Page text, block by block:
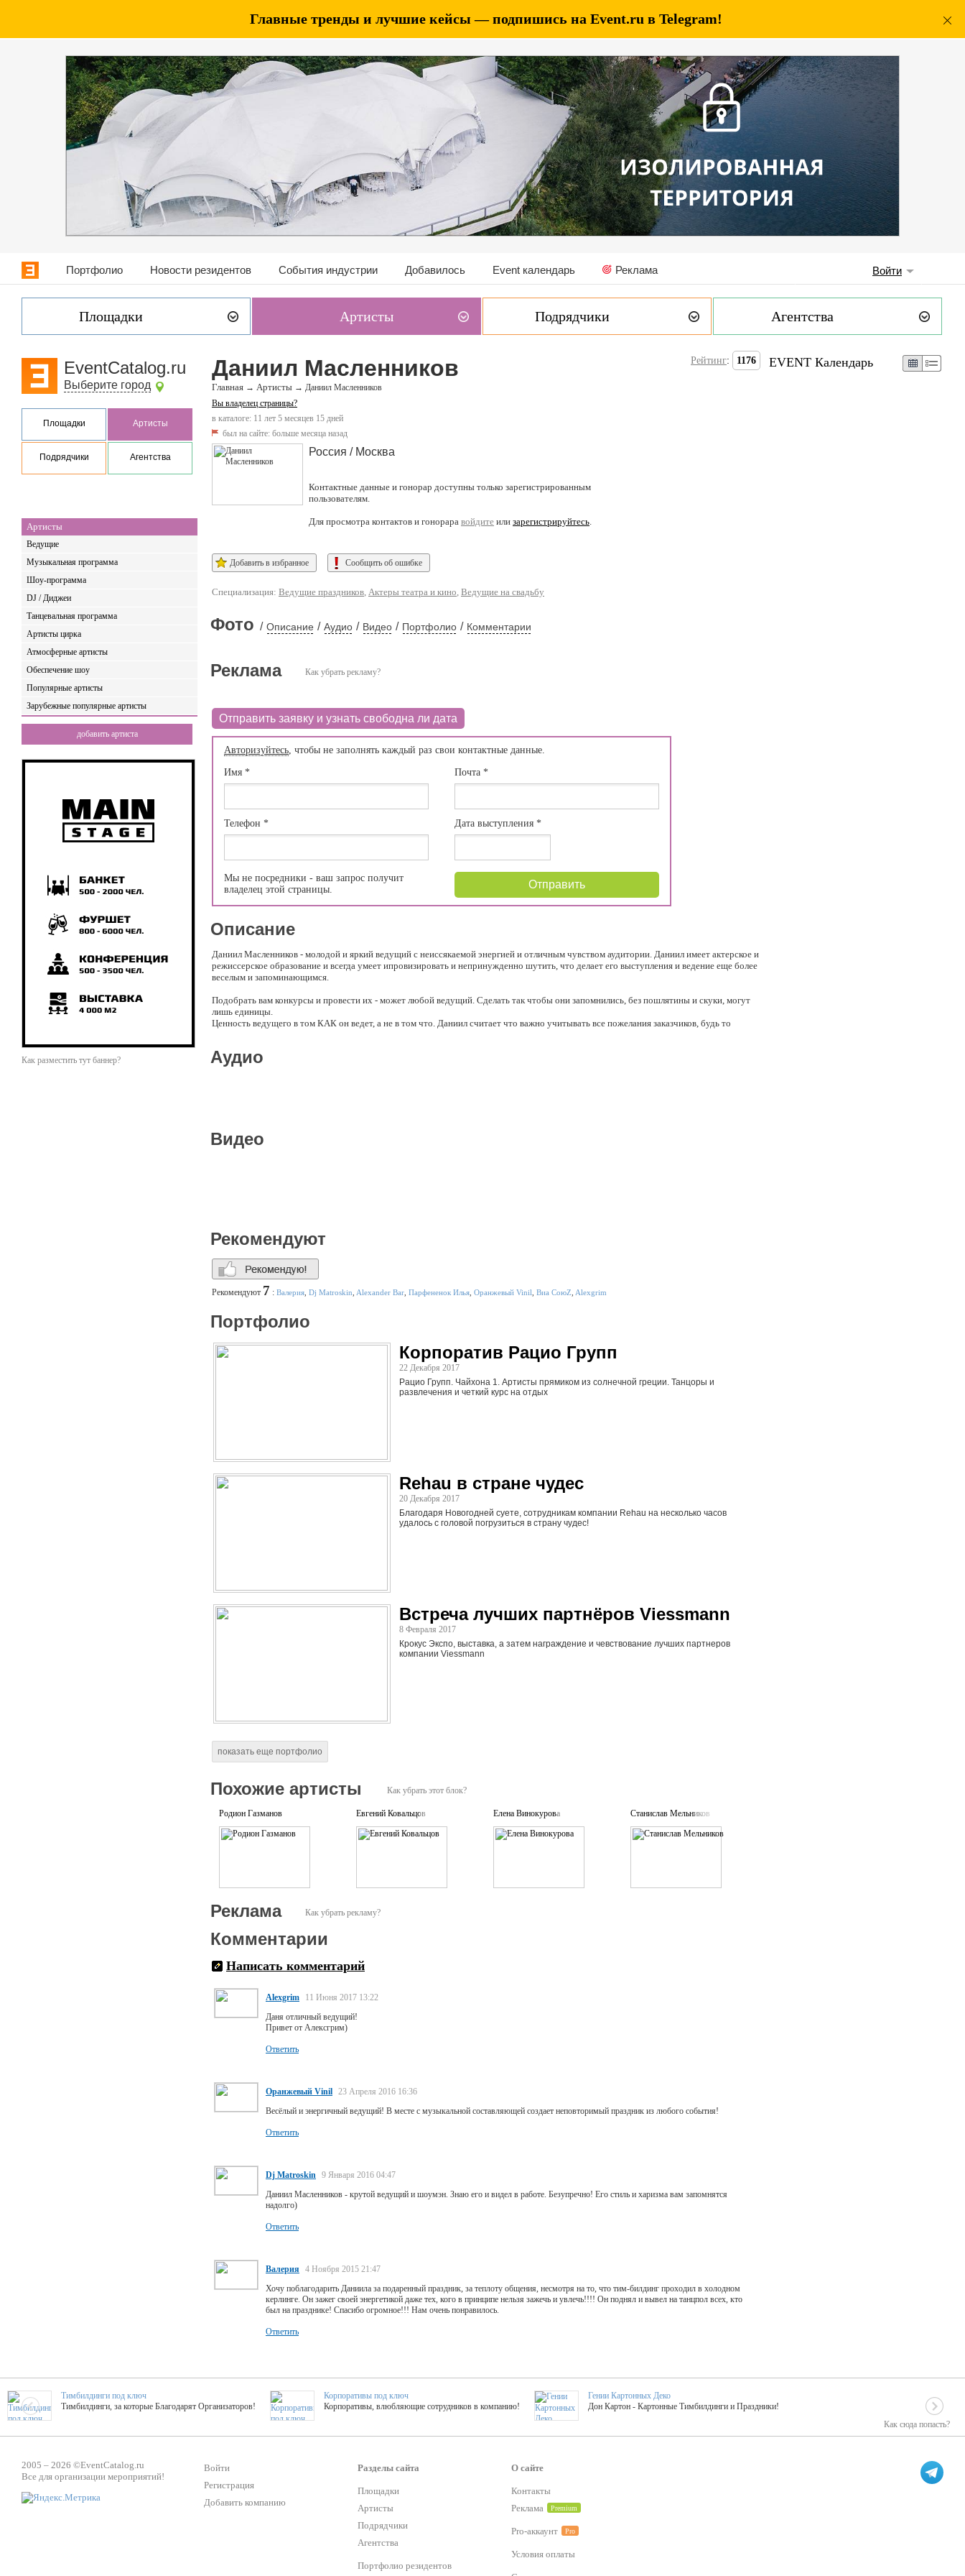
Главные тренды и лучшие кейсы — подпишись на Event.ru в Telegram!
Портфолио Новости резидентов События индустрии Добавилось Event календарь Реклама Войти
Площадки Артисты Подрядчики Агентства
EventCatalog.ru
Выберите город
Площадки Артисты
Подрядчики Агентства
Артисты
Ведущие
Музыкальная программа
Шоу-программа
DJ / Диджеи
Танцевальная программа
Артисты цирка
Атмосферные артисты
Обеспечение шоу
Популярные артисты
Зарубежные популярные артисты
добавить артиста
Как разместить тут баннер?
Даниил Масленников
Главная → Артисты → Даниил Масленников
Вы владелец страницы?
в каталоге: 11 лет 5 месяцев 15 дней
был на сайте: больше месяца назад
Рейтинг: 1176
Россия / Москва
Контактные данные и гонорар доступны только зарегистрированным
пользователям.
Для просмотра контактов и гонорара войдите или зарегистрируйтесь.
Добавить в избранное Сообщить об ошибке
Специализация: Ведущие праздников, Актеры театра и кино, Ведущие на свадьбу
Фото / Описание / Аудио / Видео / Портфолио / Комментарии
Как убрать рекламу?
Реклама
Отправить заявку и узнать свободна ли дата
Авторизуйтесь, чтобы не заполнять каждый раз свои контактные данные.
Имя *
Телефон *
Мы не посредники - ваш запрос получит
владелец этой страницы.
Почта*
Дата выступления*
Отправить
Описание
Даниил Масленников - молодой и яркий ведущий с неиссякаемой энергией и отличным чувством аудитории. Даниил имеет актерское и
режиссерское образование и всегда умеет ипровизировать и непринужденно шутить, что делает его выступления и ведение еще более
веселым и запоминающимся.
Подобрать вам конкурсы и провести их - может любой ведущий. Сделать так чтобы они запомнились, без пошлятины и скуки, могут
лишь единицы.
Ценность ведущего в том КАК он ведет, а не в том что. Даниил считает что важно учитывать все пожелания заказчиков, будь то
За плечами у Даниила сотни проведенных мероприятий! Среди клиентов ГУМ, СБЕРБАНК, Hogl, Рив Гош, Visa. Крупные
мероприятия на 2000 человек. Презентации и выставки. Благотворительные мероприятия.
Аудио
Видео
Рекомендуют
Рекомендуют 7 : Валерия Dj Matroskin Alexander Bar Парфененок Илья Оранжевый Vinil Виа СоюZ Alexgrim
Портфолио
Корпоратив Рацио Групп
22 Декабря 2017
Рацио Групп. Чайхона 1. Артисты прямиком из солнечной греции. Танцоры и
развлечения и четкий курс на отдых
Rehau в стране чудес
20 Декабря 2017
Благодаря Новогодней суете, сотрудникам компании Rehau на несколько часов
удалось с головой погрузиться в страну чудес!
Встреча лучших партнёров Viessmann
8 Февраля 2017
Крокус Экспо, выставка, а затем награждение и чевствование лучших партнеров
компании Viessmann
показать еще портфолио
Как убрать этот блок?
Похожие артисты
Родион Газманов Евгений Ковальцов Елена Винокурова Станислав Мельников
Как убрать рекламу?
Реклама
Комментарии
Написать комментарий
Alexgrim
11 Июня 2017 13:22
Даня отличный ведущий!
Привет от Алексгрим)
Ответить
Оранжевый Vinil 23 Апреля 2016 16:36
Весёлый и энергичный ведущий! В месте с музыкальной составляющей создает неповторимый праздник из любого события!
Ответить
Dj Matroskin 9 Января 2016 04:47
Даниил Масленников - крутой ведущий и шоумэн. Знаю его и видел в работе. Безупречно! Его стиль и харизма вам запомнятся
надолго)
Ответить
Валерия
4 Ноября 2015 21:47
Хочу поблагодарить Даниила за подаренный праздник, за теплоту общения, несмотря на то, что тим-билдинг проходил в холодном
керлинге. Он зажег своей энергетикой даже тех, кого в принципе нельзя зажечь и увлечь!!!! Он поднял и вывел на танцпол всех, кто
был на празднике! Спасибо огромное!!! Нам очень понравилось.
Ответить
EVENT Календарь
Как сюда попасть?
Тимбилдинги под ключ
Тимбилдинги, за которые Благодарят Организаторов!
Корпоративы под ключ
Корпоративы, влюбляющие сотрудников в компанию!
Гении Картонных Деко
Дон Картон - Картонные Тимбилдинги и Праздники!
ТОПовые мастер-классы на мероприятие! Гибкие цены!
ShowTex - Декор и Ди
Мастер-классы
ТОП 25 активностей! Смета за 15 минут!
Букинг компания №1
Оперативная информация о любых зарубежных артистах
Каждый второй заказ контента со скидкой в 15%
Хотите весело?
2005 – 2026 ©EventCatalog.ru
Все для организации мероприятий!
Войти
Регистрация
Добавить компанию
Разделы сайта
Площадки
Артисты
Подрядчики
Агентства
Портфолио резидентов
О сайте
Контакты
Реклама
Premium
Pro-аккаунт Pro
Условия оплаты